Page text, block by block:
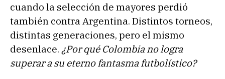
cuando la selección de mayores perdió
también contra Argentina. Distintos torneos,
distintas generaciones, pero el mismo
desenlace. ¿Por qué Colombia no logra
superar a su eterno fantasma futbolístico?